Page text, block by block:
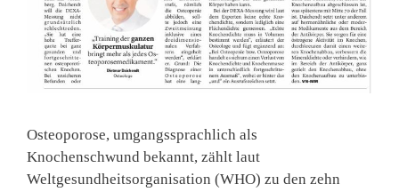
Osteoporose, umgangssprachlich als
Knochenschwund bekannt, zählt laut
Weltgesundheitsorganisation (WHO) zu den zehn